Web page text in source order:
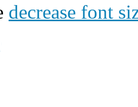
decrease font